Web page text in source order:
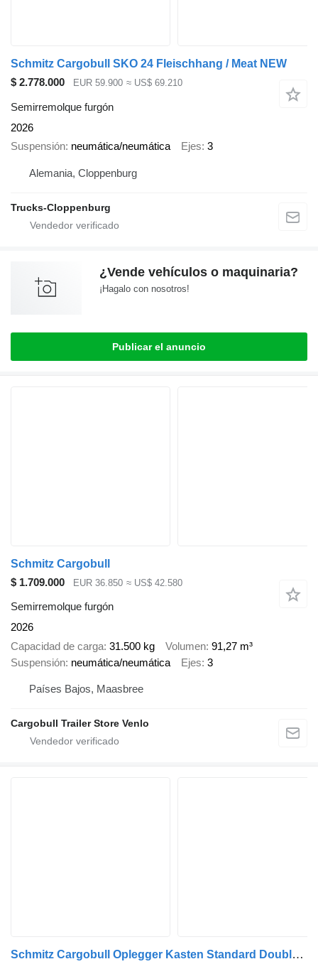
Schmitz Cargobull SKO 24 Fleischhang / Meat NEW
$ 2.778.000
EUR 59.900 ≈ US$ 69.210
Semirremolque furgón
2026
Suspensión neumática/neumática Ejes 3
Alemania, Cloppenburg
Trucks-Cloppenburg
¿Vende vehículos o maquinaria?
¡Hagalo con nosotros!
Publicar el anuncio
Schmitz Cargobull
$ 1.709.000
EUR 36.850 ≈ US$ 42.580
Semirremolque furgón
2026
Capacidad de carga 31.500 kg Volumen 91,27 m³
Suspensión neumática/neumática Ejes 3
Países Bajos, Maasbree
Cargobull Trailer Store Venlo
Schmitz Cargobull Oplegger Kasten Standard Double deck